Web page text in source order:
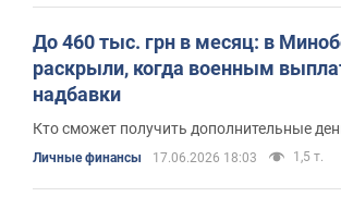
До 460 тыс. грн в месяц: в
раскрыли, когда военным
надбавки
Кто сможет получить дополнительные
Личные финансы 17.06.2026 18:03 1,5 т.